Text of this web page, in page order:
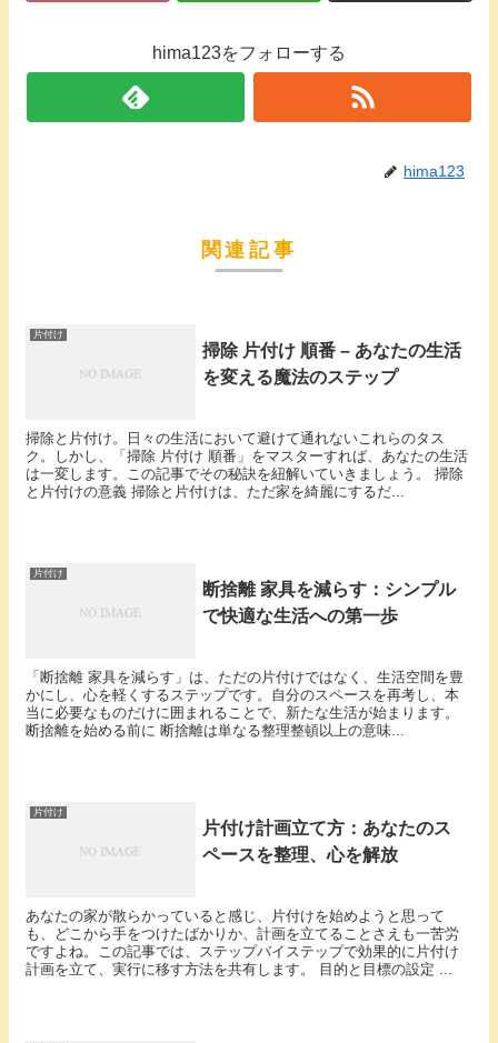
hima123をフォローする
hima123
関連記事
片付け
掃除 片付け 順番 – あなたの生活
を変える魔法のステップ
掃除と片付け。日々の生活において避けて通れないこれらのタス
ク。しかし、「掃除 片付け 順番」をマスターすれば、あなたの生活
は一変します。この記事でその秘訣を紐解いていきましょう。 掃除
と片付けの意義 掃除と片付けは、ただ家を綺麗にするだ...
片付け
断捨離 家具を減らす：シンプル
で快適な生活への第一歩
「断捨離 家具を減らす」は、ただの片付けではなく、生活空間を豊
かにし、心を軽くするステップです。自分のスペースを再考し、本
当に必要なものだけに囲まれることで、新たな生活が始まります。
断捨離を始める前に 断捨離は単なる整理整頓以上の意味...
片付け
片付け計画立て方：あなたのス
ペースを整理、心を解放
あなたの家が散らかっていると感じ、片付けを始めようと思って
も、どこから手をつけたばかりか、計画を立てることさえも一苦労
ですよね。この記事では、ステップバイステップで効果的に片付け
計画を立て、実行に移す方法を共有します。 目的と目標の設定 ...